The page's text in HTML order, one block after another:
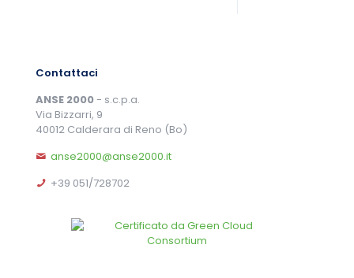
Contattaci
ANSE 2000- s.c.p.a.
Via Bizzarri, 9
40012 Calderara di Reno (Bo)
anse2000@anse2000.it
+39 051/728702